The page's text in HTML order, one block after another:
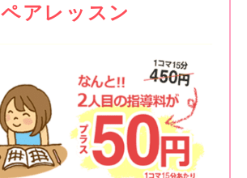
ペアレッスン